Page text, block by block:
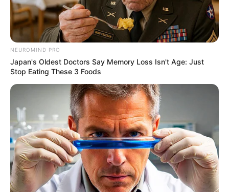
NEUROMIND PRO
Japan's Oldest Doctors Say Memory Loss Isn't Age: Just
Stop Eating These 3 Foods